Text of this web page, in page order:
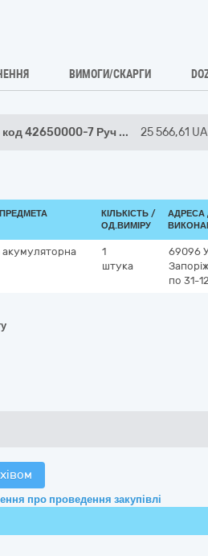
ВИМОГИ/СКАРГИ
42650000-7 Руч ... 25 566,61
КІЛЬКІСТЬ /
ОД.ВИМІРУ
АДРЕСА
1
штука
69096
по 31-
про проведення закупівлі